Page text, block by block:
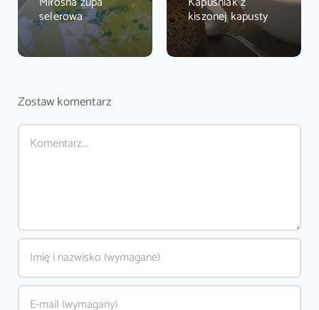
selerowa kiszonej kapusty
Zostaw komentarz
Comment